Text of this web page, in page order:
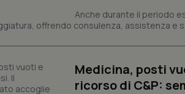
Anche durante il periodo
offrendo consulenza, assistenza e
Medicina, posti
ricorso di C&P:
I cookie necessari
e l'accesso alle aree
Nome